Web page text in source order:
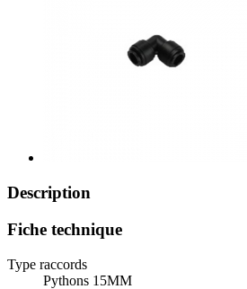
Description
Fiche technique
Type raccords
Pythons 15MM